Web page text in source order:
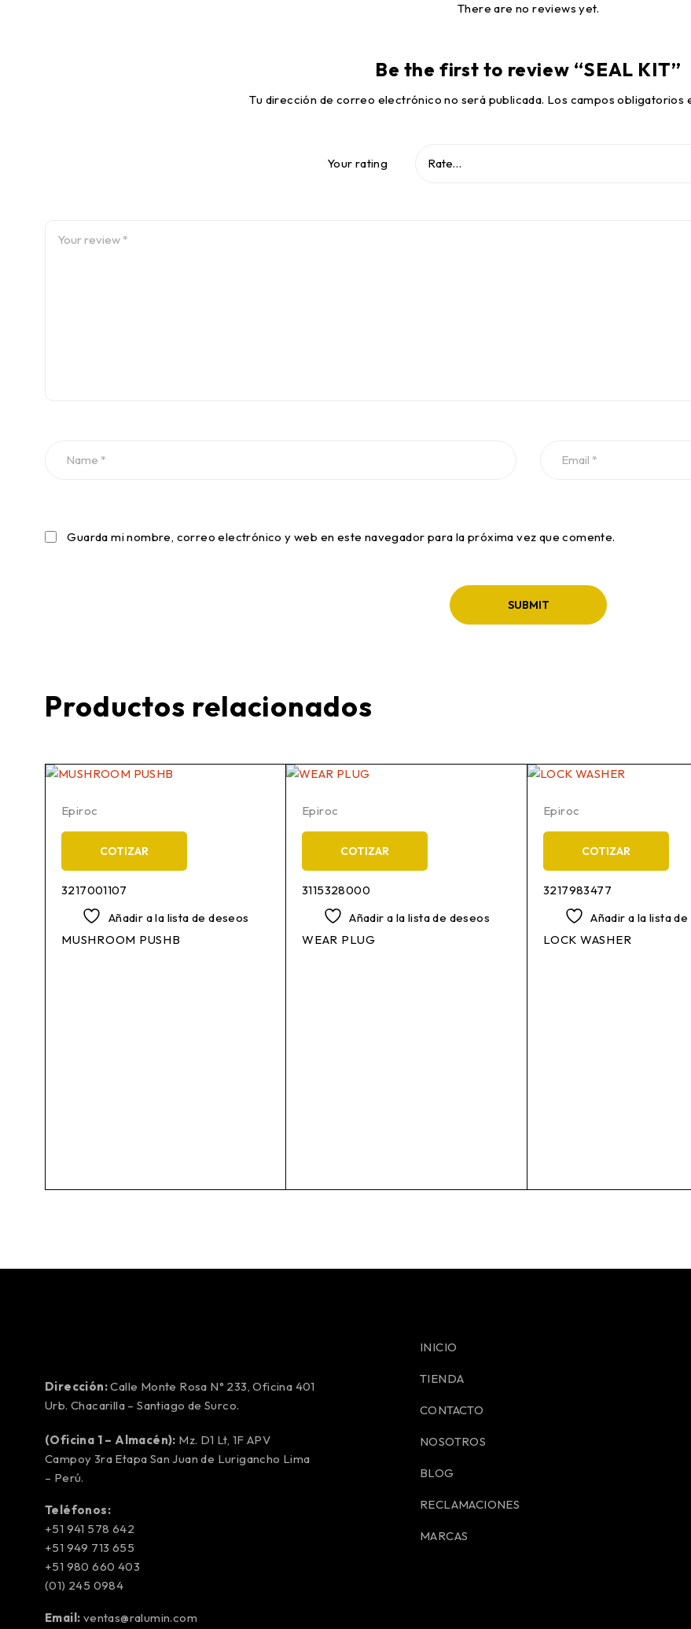
There are no reviews yet.
Be the first to review “SEAL KIT”
Tu dirección de correo electrónico no será publicada. Los campos obligatorios
Your rating
Guarda mi nombre, correo electrónico y web en este navegador para la próxima vez que comente.
Productos relacionados
Epiroc
COTIZAR
3217001107
Añadir a la lista de deseos
MUSHROOM PUSHB
Epiroc
COTIZAR
3115328000
Añadir a la lista de deseos
WEAR PLUG
Epiroc
COTIZAR
3217983477
Añadir a la lista
LOCK WASHER
Dirección:Calle Monte Rosa N° 233, Oficina 401
Urb. Chacarilla – Santiago de Surco.
(Oficina 1 – Almacén): Mz. D1 Lt, 1F APV
Campoy 3ra Etapa San Juan de Lurigancho Lima
– Perú.
Teléfonos:
+51 941 578 642
+51 949 713 655
+51 980 660 403
(01) 245 0984
Email: ventas@ralumin.com
INICIO
TIENDA
CONTACTO
NOSOTROS
BLOG
RECLAMACIONES
MARCAS